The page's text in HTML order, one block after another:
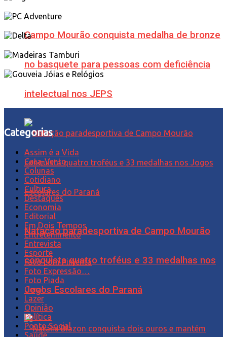
Campo Mourão conquista medalha de bronze
no basquete para pessoas com deficiência
intelectual nos JEPS
Natação paradesportiva de Campo Mourão
conquista quatro troféus e 33 medalhas nos
Jogos Escolares do Paraná
Categorias
Assim é a Vida
Cata-Vento
Colunas
Cotidiano
Cultura
Destaques
Economia
Editorial
Em Dois Tempos
Entretenimento
Entrevista
Esporte
Favo com Pimenta
Foto Expressão…
Foto Piada
Geral
Lazer
Opinião
Política
Ponto Social
Saúde